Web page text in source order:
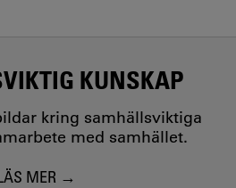
KUNSKAP
kring samhällsviktiga
med samhället.
MER